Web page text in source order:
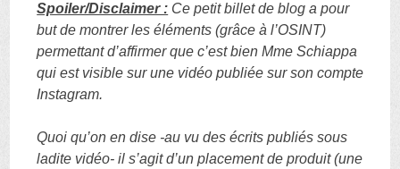
Spoiler/Disclaimer : Ce petit billet de blog a pour
but de montrer les éléments (grâce à l’OSINT)
permettant d’affirmer que c’est bien Mme Schiappa
qui est visible sur une vidéo publiée sur son compte
Instagram.
Quoi qu’on en dise -au vu des écrits publiés sous
ladite vidéo- il s’agit d’un placement de produit(une